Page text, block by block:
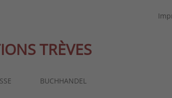
TRÈVES
BUCHHANDEL